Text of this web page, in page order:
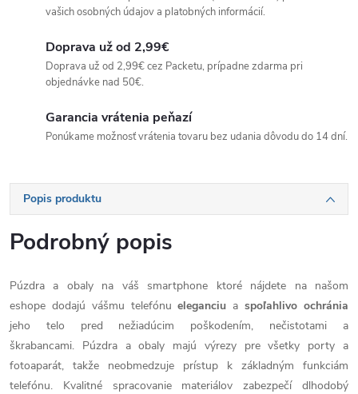
vašich osobných údajov a platobných informácií.
Doprava už od 2,99€
Doprava už od 2,99€ cez Packetu, prípadne zdarma pri
objednávke nad 50€.
Garancia vrátenia peňazí
Ponúkame možnosť vrátenia tovaru bez udania dôvodu do 14 dní.
Popis produktu
Podrobný popis
Púzdra a obaly na váš smartphone ktoré nájdete na našom
eshope dodajú vášmu telefónueleganciu aspoľahlivo ochránia
jeho telo pred nežiadúcim poškodením, nečistotami a
škrabancami. Púzdra a obaly majú výrezy pre všetky porty a
fotoaparát, takže neobmedzuje prístup k základným funkciám
telefónu. Kvalitné spracovanie materiálov zabezpečí dlhodobý